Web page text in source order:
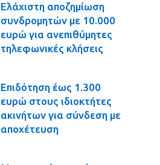
Ελάχιστη αποζημίωση
συνδρομητών με 10.000
ευρώ για ανεπιθύμητες
τηλεφωνικές κλήσεις
Επιδότηση έως 1.300
ευρώ στους ιδιοκτήτες
ακινήτων για σύνδεση με
αποχέτευση